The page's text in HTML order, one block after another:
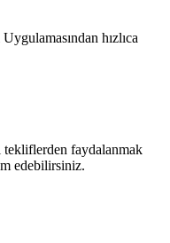
hızlıca
tekliflerden faydalanmak
edebilirsiniz.